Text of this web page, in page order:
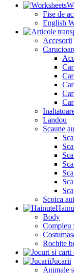
Fise de
English
Accesorii
Landou
Scaune
Scoica
Body
Compleu
Rochite
Jucarii
Animale